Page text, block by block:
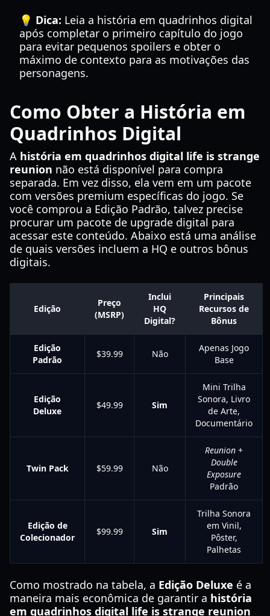
💡 Dica: Leia a história em quadrinhos digital
após completar o primeiro capítulo do jogo
para evitar pequenos spoilers e obter o
máximo de contexto para as motivações das
personagens.
Como Obter a História em
Quadrinhos Digital
A história em quadrinhos digital life is strange
reunion não está disponível para compra
separada. Em vez disso, ela vem em um pacote
com versões premium específicas do jogo. Se
você comprou a Edição Padrão, talvez precise
procurar um pacote de upgrade digital para
acessar este conteúdo. Abaixo está uma análise
de quais versões incluem a HQ e outros bônus
digitais.
Edição
Preço
(MSRP)
Inclui
HQ
Digital?
Principais
Recursos de
Bônus
Edição
Padrão
$39.99 Não
Apenas Jogo
Base
Edição
Deluxe
$49.99 Sim
Mini Trilha
Sonora, Livro
de Arte,
Documentário
Twin Pack $59.99 Não
Reunion +
Double
Exposure
Padrão
Edição de
Colecionador
$99.99 Sim
Trilha Sonora
em Vinil,
Pôster,
Palhetas
Como mostrado na tabela, a Edição Deluxe é a
maneira mais econômica de garantir a história
em quadrinhos digital life is strange reunion